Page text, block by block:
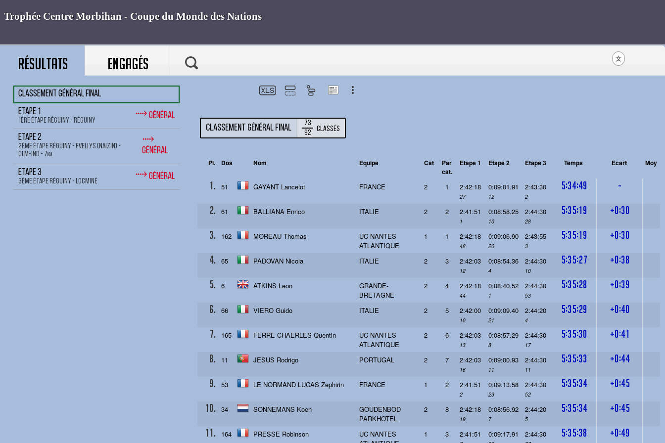
RÉSULTATS ENGAGÉS 文
Classement général final
Etape 1
1ère étape Réguiny - Réguiny ⤑ Général
Etape 2
2ème étape Réguiny - Evellys (Naizin) -
CLM-IND - 7km
⤑
Général
Etape 3
3ème étape Réguiny - Locminé ⤑ Général
Classement général final
73
92
Classés
Pl. Dos Nom Equipe Cat
Par
cat.
Etape 1 Etape 2 Etape 3 Temps Ecart Moy
1. 51 GAYANT Lancelot FRANCE 2 1 2:42:18
27
0:09:01.91
12
2:43:30
2
5:34:49
-
2.
61 BALLIANA Enrico ITALIE 2 2 2:41:51
1
0:08:58.25
10
2:44:30
28
5:35:19
+0:30
3.
162 MOREAU Thomas
UC NANTES
ATLANTIQUE
1 1 2:42:18
48
0:09:06.90
20
2:43:55
3
5:35:19
+0:30
4.
65 PADOVAN Nicola ITALIE 2 3 2:42:03
12
0:08:54.36
4
2:44:30
10
5:35:27
+0:38
5.
6 ATKINS Leon
GRANDE-
BRETAGNE
2 4 2:42:18
44
0:08:40.52
1
2:44:30
53
5:35:28
+0:39
6.
66 VIERO Guido ITALIE 2 5 2:42:00
10
0:09:09.40
21
2:44:20
4
5:35:29
+0:40
7.
165 FERRE CHAERLES Quentin
UC NANTES
ATLANTIQUE
2 6 2:42:03
13
0:08:57.29
8
2:44:30
17
5:35:30
+0:41
8.
11 JESUS Rodrigo PORTUGAL 2 7 2:42:03
16
0:09:00.93
11
2:44:30
11
5:35:33
+0:44
9.
53 LE NORMAND LUCAS Zephirin FRANCE 1 2 2:41:51
2
0:09:13.58
23
2:44:30
52
5:35:34
+0:45
10.
34 SONNEMANS Koen
GOUDENBOD
PARKHOTEL
2 8 2:42:18
19
0:08:56.92
7
2:44:20
5
5:35:34
+0:45
11.
164 PRESSE Robinson
UC NANTES
1 3 2:41:51 0:09:17.91 2:44:30 5:35:38 +0:49